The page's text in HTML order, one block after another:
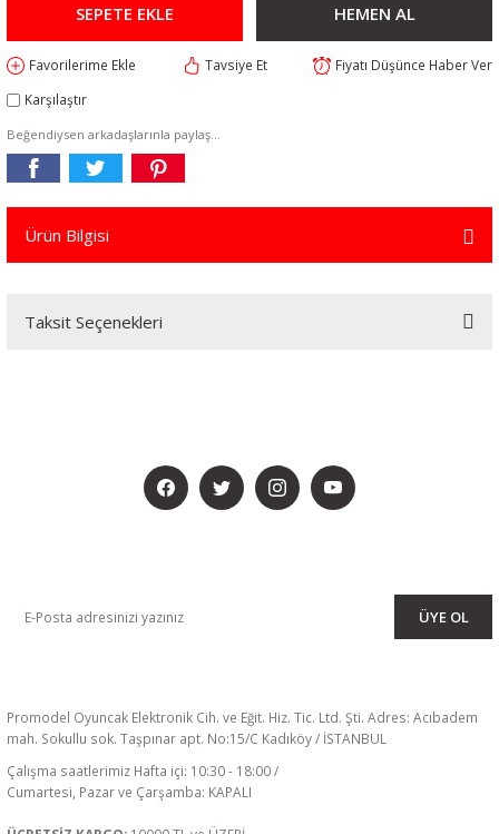
SEPETE EKLE HEMEN AL
Tavsiye Et
Fiyatı Düşünce Haber Ver
Karşılaştır
Beğendiysen arkadaşlarınla paylaş...
Ürün Bilgisi
Taksit Seçenekleri
ÜYE OL
Promodel Oyuncak Elektronik Cih. ve Eğit. Hiz. Tic. Ltd. Şti. Adres: Acıbadem
mah. Sokullu sok. Taşpınar apt. No:15/C Kadıköy / İSTANBUL
Çalışma saatlerimiz Hafta içi: 10:30 - 18:00 /
Cumartesi, Pazar ve Çarşamba: KAPALI